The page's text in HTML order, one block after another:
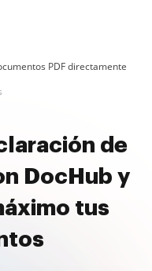
PDF directamente
de
DocHub y
tus